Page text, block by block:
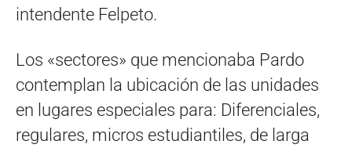
intendente Felpeto.
Los «sectores» que mencionaba Pardo
contemplan la ubicación de las unidades
en lugares especiales para: Diferenciales,
regulares, micros estudiantiles, de larga